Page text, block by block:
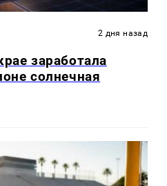
2 дня назад
заработала
солнечная